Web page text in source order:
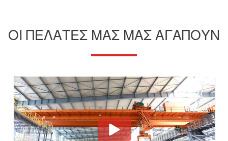
ΟΙ ΠΕΛΆΤΕΣ ΜΑΣ ΜΑΣ ΑΓΑΠΟΎΝ